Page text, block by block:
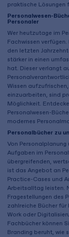
praktische Lösungen
Personalwesen-
Personaler
Wer heutzutage im
Fachwissen
den letzten
stärker in einen
hat. Dieser verlangt
Wissen
einzuarbeiten, sind
Möglichkeit.
Personalwesen-
modernes
Personalbücher zu
Von
Aufgaben im
übergreifenden,
ist das Angebot an
Practice-Cases und
Arbeitsalltag leisten.
Fragestellungen des
zahlreiche Bücher für
Work oder
Fachbücher können
Branding beruht, wie